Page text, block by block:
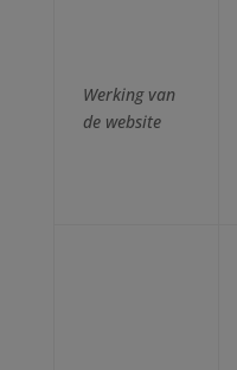
Werking van
de website